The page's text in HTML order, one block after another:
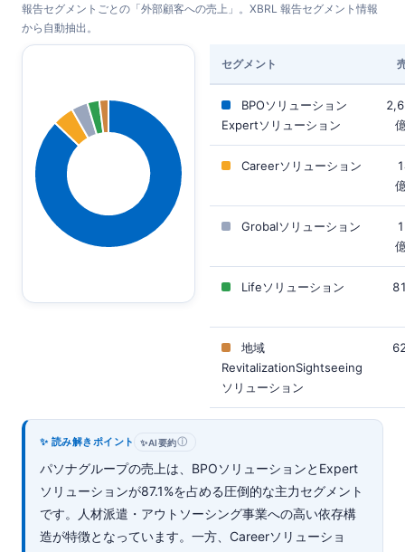
報告セグメントごとの「外部顧客への売上」。XBRL 報告セグメント情報
から自動抽出。
セグメント
BPOソリューション
Expertソリューション
Careerソリューション
Grobalソリューション
Lifeソリューション
地域
RevitalizationSightseeing
ソリューション
✨ 読み解きポイント ✨AI要約ⓘ
パソナグループの売上は、BPOソリューションとExpert
ソリューションが87.1%を占める圧倒的な主力セグメント
です。人材派遣・アウトソーシング事業への高い依存構
造が特徴となっています。一方、Careerソリューショ